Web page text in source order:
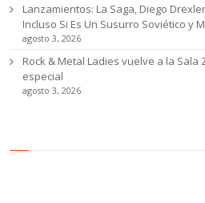
Lanzamientos: La Saga, Diego
Incluso Si Es Un Susurro Soviético y
agosto 3, 2026
Rock & Metal Ladies vuelve a la
especial
agosto 3, 2026